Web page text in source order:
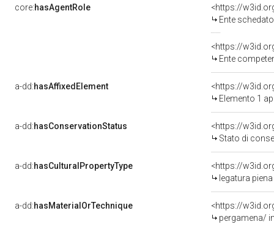
core:hasAgentRole
<https://
Ente
<https://
Ente
a-dd:hasAffixedElement
<https://
Elemento 1
a-dd:hasConservationStatus
<https://
Stato di
a-dd:hasCulturalPropertyType
<https://
legatura
a-dd:hasMaterialOrTechnique
<https://
pergamena/